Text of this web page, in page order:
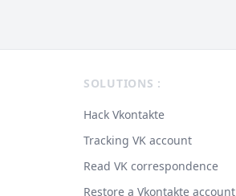
SOLUTIONS :
Hack Vkontakte
Tracking VK account
Read VK correspondence
Restore a Vkontakte account